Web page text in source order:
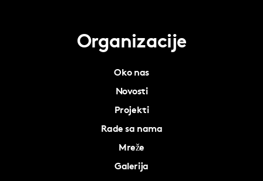
Organizacije
Oko nas
Novosti
Projekti
Rade sa nama
Mreže
Galerija